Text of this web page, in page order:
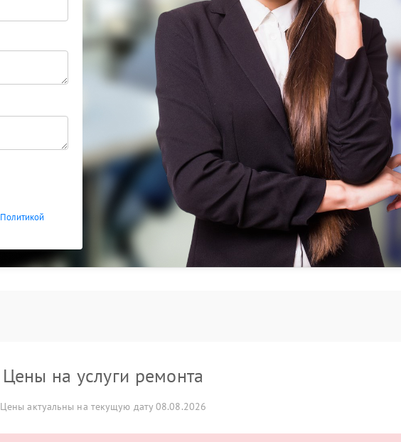
Политикой
Цены на услуги ремонта
Цены актуальны на текущую дату 08.08.2026